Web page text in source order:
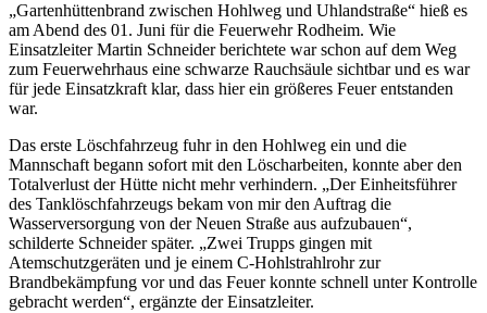
„Gartenhüttenbrand zwischen Hohlweg und Uhlandstraße“ hieß es
am Abend des 01. Juni für die Feuerwehr Rodheim. Wie
Einsatzleiter Martin Schneider berichtete war schon auf dem Weg
zum Feuerwehrhaus eine schwarze Rauchsäule sichtbar und es war
für jede Einsatzkraft klar, dass hier ein größeres Feuer entstanden
war.
Das erste Löschfahrzeug fuhr in den Hohlweg ein und die
Mannschaft begann sofort mit den Löscharbeiten, konnte aber den
Totalverlust der Hütte nicht mehr verhindern. „Der Einheitsführer
des Tanklöschfahrzeugs bekam von mir den Auftrag die
Wasserversorgung von der Neuen Straße aus aufzubauen“,
schilderte Schneider später. „Zwei Trupps gingen mit
Atemschutzgeräten und je einem C-Hohlstrahlrohr zur
Brandbekämpfung vor und das Feuer konnte schnell unter Kontrolle
gebracht werden“, ergänzte der Einsatzleiter.